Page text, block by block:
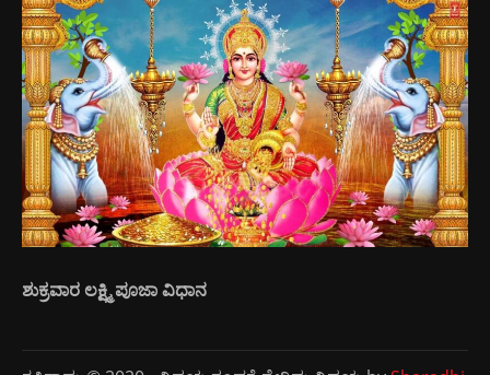
ಶುಕ್ರವಾರ ಲಕ್ಷ್ಮಿ ಪೂಜಾ ವಿಧಾನ